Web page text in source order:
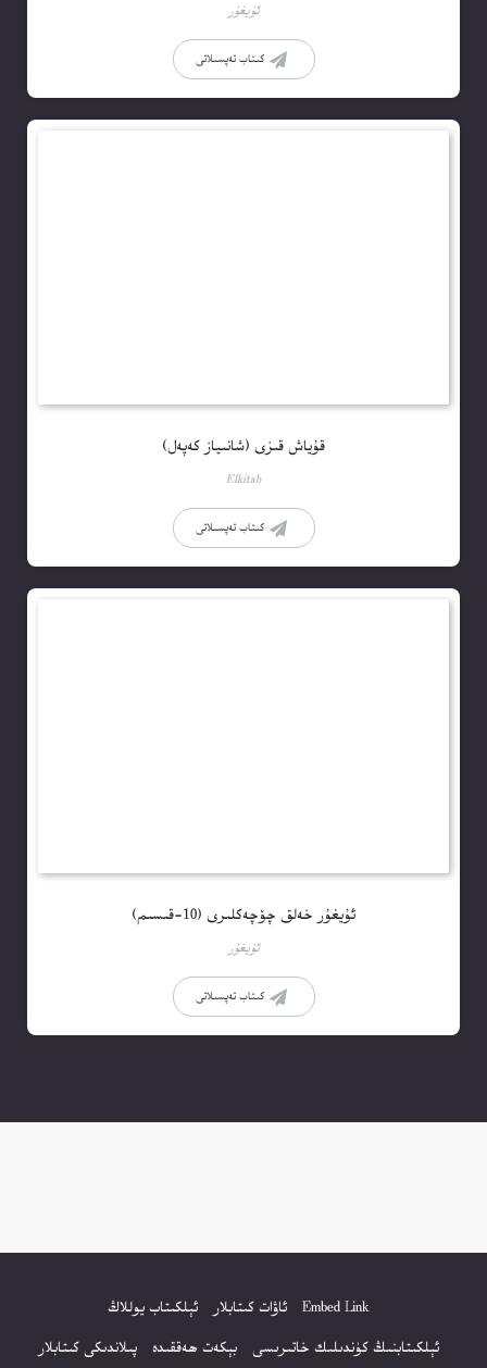
ئۇيغۇر
كىتاب تەپسىلاتى
قۇياش قىزى (شانىياز كەپەل)
Elkitab
كىتاب تەپسىلاتى
ئۇيغۇر خەلق چۆچەكلىرى (10-قىسىم)
ئۇيغۇر
كىتاب تەپسىلاتى
Embed Link ئاۋات كىتابلار
ئېلكىتاب يوللاڭ
ئېلكىتابنىڭ كۈندىلىك خاتىرىسى
بېكەت ھەققىدە پىلاندىكى كىتابلار